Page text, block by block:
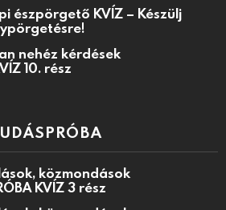
észpörgető KVÍZ – Készülj
nehéz kérdések
10. rész
közmondások
KVÍZ 3 rész